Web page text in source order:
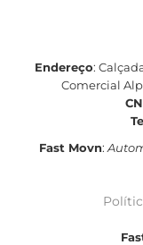
Endereço:
Comercial
Fast Movn: